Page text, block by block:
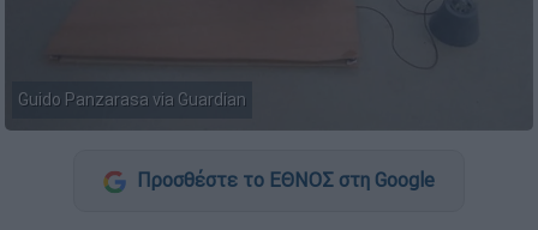
Guido Panzarasa via Guardian
Προσθέστε το ΕΘΝΟΣ στη Google